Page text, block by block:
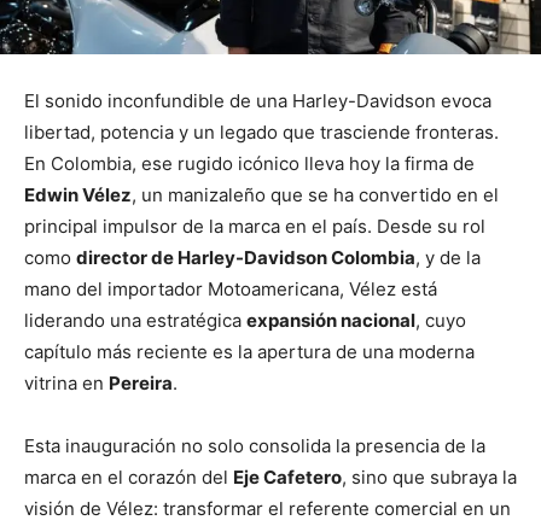
El sonido inconfundible de una Harley-Davidson evoca
libertad, potencia y un legado que trasciende fronteras.
En Colombia, ese rugido icónico lleva hoy la firma de
Edwin Vélez, un manizaleño que se ha convertido en el
principal impulsor de la marca en el país. Desde su rol
como director de Harley-Davidson Colombia, y de la
mano del importador Motoamericana, Vélez está
liderando una estratégica expansión nacional, cuyo
capítulo más reciente es la apertura de una moderna
vitrina en Pereira.
Esta inauguración no solo consolida la presencia de la
marca en el corazón del Eje Cafetero, sino que subraya la
visión de Vélez: transformar el referente comercial en un